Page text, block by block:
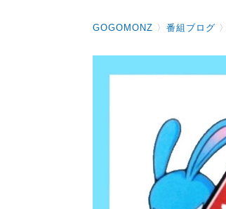
GOGOMONZ 〉 番組ブログ 〉